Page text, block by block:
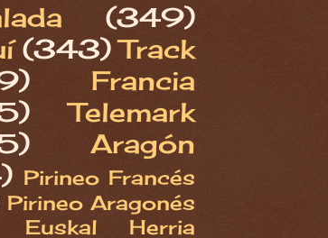
(349)
(343) Track
Francia
Telemark
Aragón
Pirineo Francés
Pirineo Aragonés
Euskal Herria